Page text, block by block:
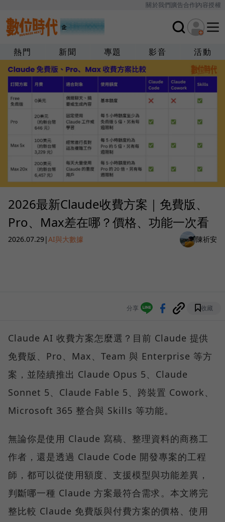
關於我們廣告合作內容授權
熱門 新聞 專題 影音 活動
2026最新Claude收費方案｜免費版、
Pro、Max差在哪？價格、功能一次看
2026.07.29|AI與大數據 陳祈安
分享 收藏
Claude AI 收費方案怎麼選？目前 Claude 提供
免費版、Pro、Max、Team 與 Enterprise 等方
案，並陸續推出 Claude Opus 5、Claude
Sonnet 5、Claude Fable 5、跨裝置 Cowork、
Microsoft 365 整合與 Skills 等功能。
無論你是使用 Claude 寫稿、整理資料的商務工
作者，還是透過 Claude Code 開發專案的工程
師，都可以從使用額度、支援模型與功能差異，
判斷哪一種 Claude 方案最符合需求。本文將完
整比較 Claude 免費版與付費方案的價格、使用